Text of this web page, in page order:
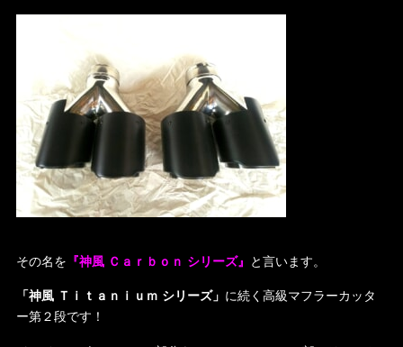
その名を 『神風 Ｃａｒｂｏｎ シリーズ』 と言います。
「神風 Ｔｉｔａｎｉｕｍ シリーズ」 に続く高級マフラーカッタ
ー第２段です！